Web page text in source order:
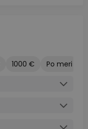
1000 €
Po meri